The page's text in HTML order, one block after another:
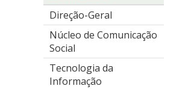
Direção-Geral
Núcleo de Comunicação
Social
Tecnologia da
Informação